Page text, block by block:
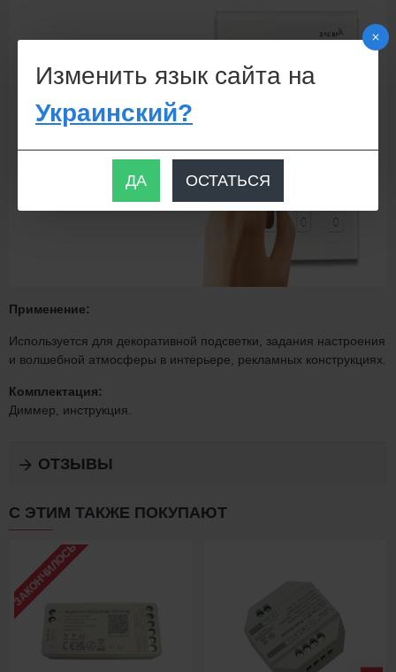
Изменить язык сайта на
Украинский?
ДА ОСТАТЬСЯ
Применение:
Используется для декоративной подсветки, задания настроения
и волшебной атмосферы в интерьере, рекламных конструкциях.
Комплектация:
Диммер, инструкция.
ОТЗЫВЫ
С ЭТИМ ТАКЖЕ ПОКУПАЮТ
ЗАКОНЧИЛОСЬ